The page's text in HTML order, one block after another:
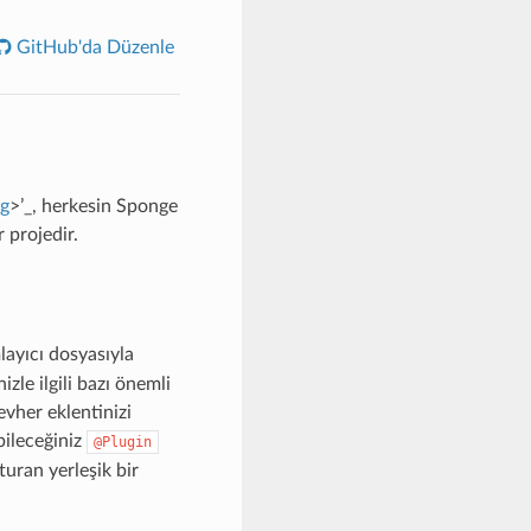
GitHub'da Düzenle
>’_, herkesin Sponge
projedir.
dosyasıyla
ilgili bazı önemli
eklentinizi
@Plugin
yerleşik bir